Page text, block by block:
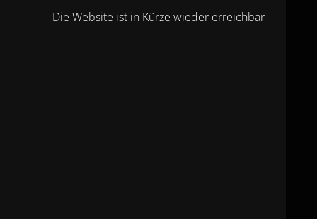
Die Website ist in Kürze wieder erreichbar